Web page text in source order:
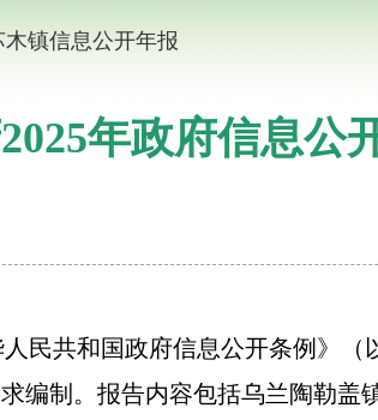
木镇信息公开年报
年政府信息公
民共和国政府信息公开条例》
编制。报告内容包括乌兰陶勒